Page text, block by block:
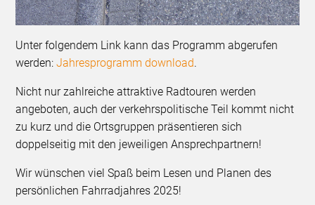
Unter folgendem Link kann das Programm abgerufen
werden:Jahresprogramm download.
Nicht nur zahlreiche attraktive Radtouren werden
angeboten, auch der verkehrspolitische Teil kommt nicht
zu kurz und die Ortsgruppen präsentieren sich
doppelseitig mit den jeweiligen Ansprechpartnern!
Wir wünschen viel Spaß beim Lesen und Planen des
persönlichen Fahrradjahres 2025!